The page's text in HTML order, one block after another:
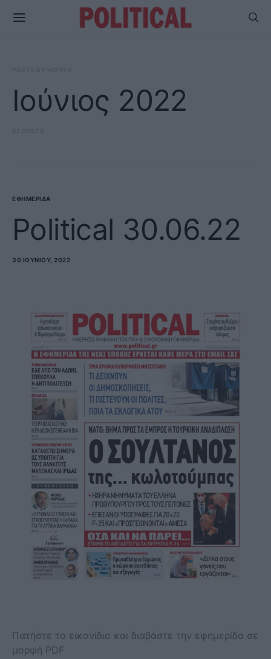
Ιούνιος 2022
ΕΦΗΜΕΡΊΔΑ
Political 30.06.22
30 ΙΟΥΝΊΟΥ, 2022
Πατήστε το εικονίδιο και διαβάστε την εφημερίδα σε
μορφή PDF